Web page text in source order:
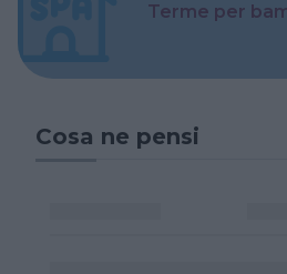
Terme per
Cosa ne pensi